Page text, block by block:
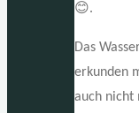
😊.
Das
erkunden
auch nicht